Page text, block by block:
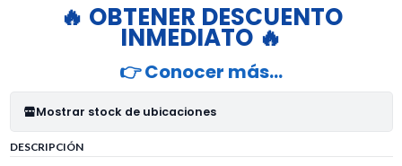
🔥 OBTENER DESCUENTO
INMEDIATO 🔥
👉 Conocer más…
Mostrar stock de ubicaciones
DESCRIPCIÓN